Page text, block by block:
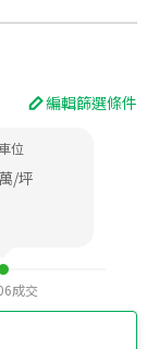
編輯篩選條件
位
萬/坪
成交